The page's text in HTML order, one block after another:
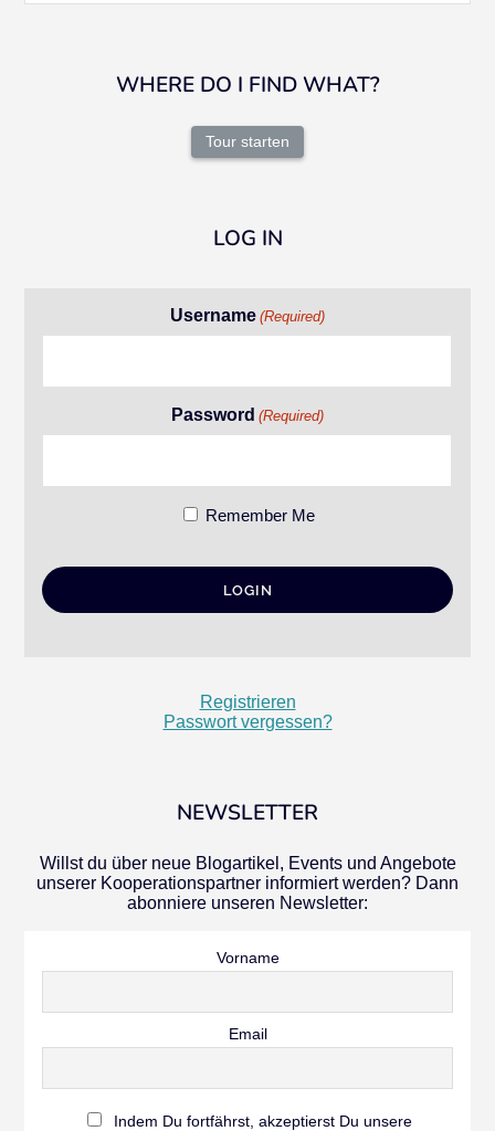
WHERE DO I FIND WHAT?
Tour starten
LOG IN
Username (Required)
Password (Required)
Remember Me
Registrieren
Passwort vergessen?
NEWSLETTER
Willst du über neue Blogartikel, Events und Angebote
unserer Kooperationspartner informiert werden? Dann
abonniere unseren Newsletter:
Vorname
Email
Indem Du fortfährst, akzeptierst Du unsere